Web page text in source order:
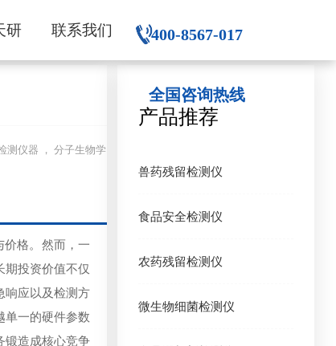
研 联系我们 400-8567-017
全国咨询热线
测仪器 ， 分子生物学
价格。然而，一
期投资价值不仅
响应以及检测方
单一的硬件参数
锻造成核心竞争
产品推荐
兽药残留检测仪
食品安全检测仪
农药残留检测仪
微生物细菌检测仪